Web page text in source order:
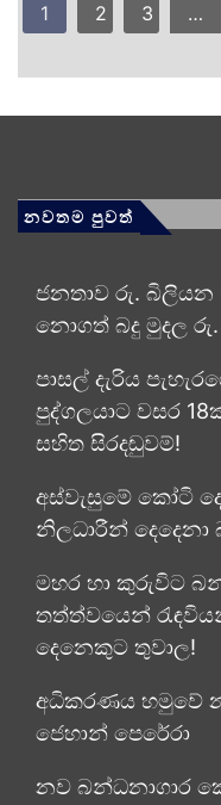
1 2 3 …
නවතම පුවත්
ජනතාව රු. බිලියන
නොගත් බදු මුදල
පාසල් දැරිය
පුද්ගලයාට වසර
සහිත සිරදඬුවම්!
අස්වැසුමේ කෝටි
නිලධාරීන් දෙදෙනා
මහර හා කුරුවිට
තත්ත්වයෙන්
දෙනෙකුට තුවාල!
අධිකරණය හමුවේ
ජෙහාන් පෙරේරා
නව බන්ධනාගාර